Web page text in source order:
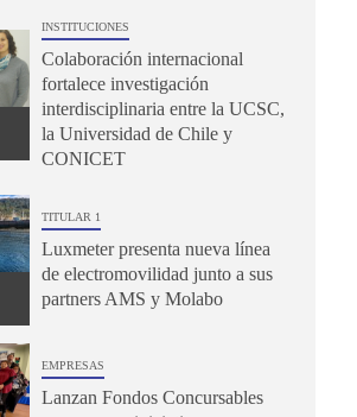
INSTITUCIONES
Colaboración internacional
fortalece investigación
interdisciplinaria entre la UCSC,
la Universidad de Chile y
CONICET
TITULAR 1
Luxmeter presenta nueva línea
de electromovilidad junto a sus
partners AMS y Molabo
EMPRESAS
Lanzan Fondos Concursables